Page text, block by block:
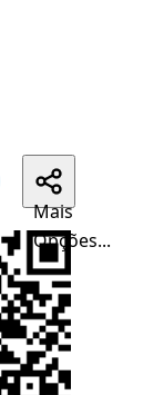
Mais
Opções...